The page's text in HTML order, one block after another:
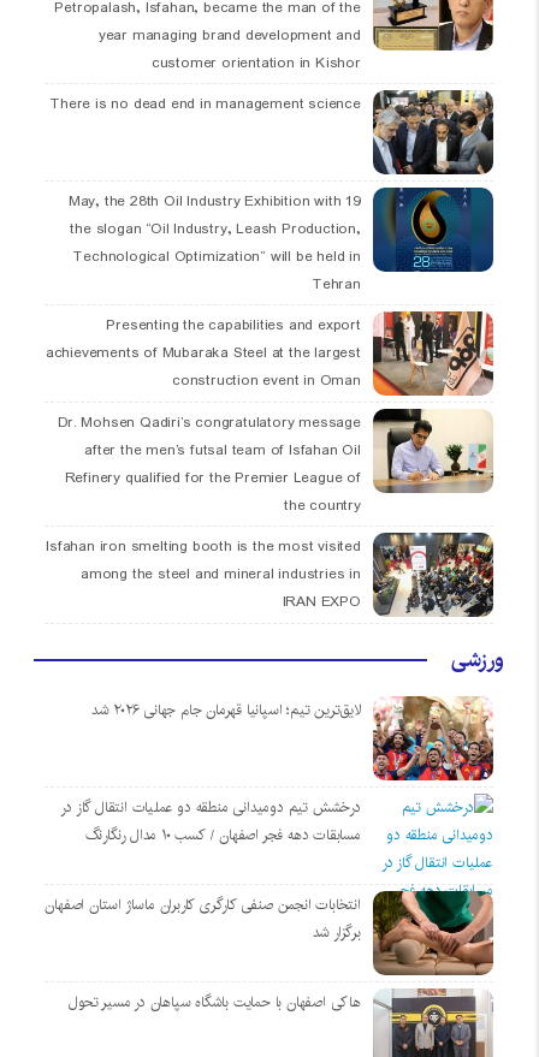
Petropalash, Isfahan, became the man of the
year managing brand development and
customer orientation in Kishor
There is no dead end in management science
19 May, the 28th Oil Industry Exhibition with
the slogan “Oil Industry, Leash Production,
Technological Optimization” will be held in
Tehran
Presenting the capabilities and export
achievements of Mubaraka Steel at the largest
construction event in Oman
Dr. Mohsen Qadiri’s congratulatory message
after the men’s futsal team of Isfahan Oil
Refinery qualified for the Premier League of
the country
Isfahan iron smelting booth is the most visited
among the steel and mineral industries in
IRAN EXPO
ورزشی
لایق‌ترین تیم؛ اسپانیا قهرمان جام جهانی ۲۰۲۶ شد
درخشش تیم دومیدانی منطقه دو عملیات انتقال گاز در
مسابقات دهه فجر اصفهان / کسب ۱۰ مدال رنگارنگ
انتخابات انجمن صنفی کارگری کاربران ماساژ استان اصفهان
برگزار شد
هاکی اصفهان با حمایت باشگاه سپاهان در مسیر تحول